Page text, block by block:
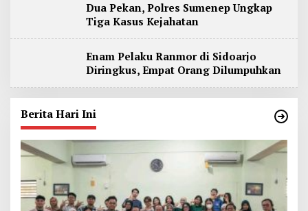
Dua Pekan, Polres Sumenep Ungkap
Tiga Kasus Kejahatan
Enam Pelaku Ranmor di Sidoarjo
Diringkus, Empat Orang Dilumpuhkan
Berita Hari Ini